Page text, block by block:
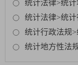
统计法律>统
统计法律>统
统计行政法规
统计地方性法